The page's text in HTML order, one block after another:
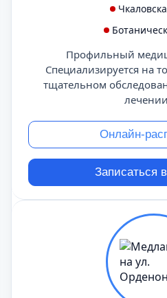
Профильный
Специализируется на
тщательном
Онлайн-
Записаться